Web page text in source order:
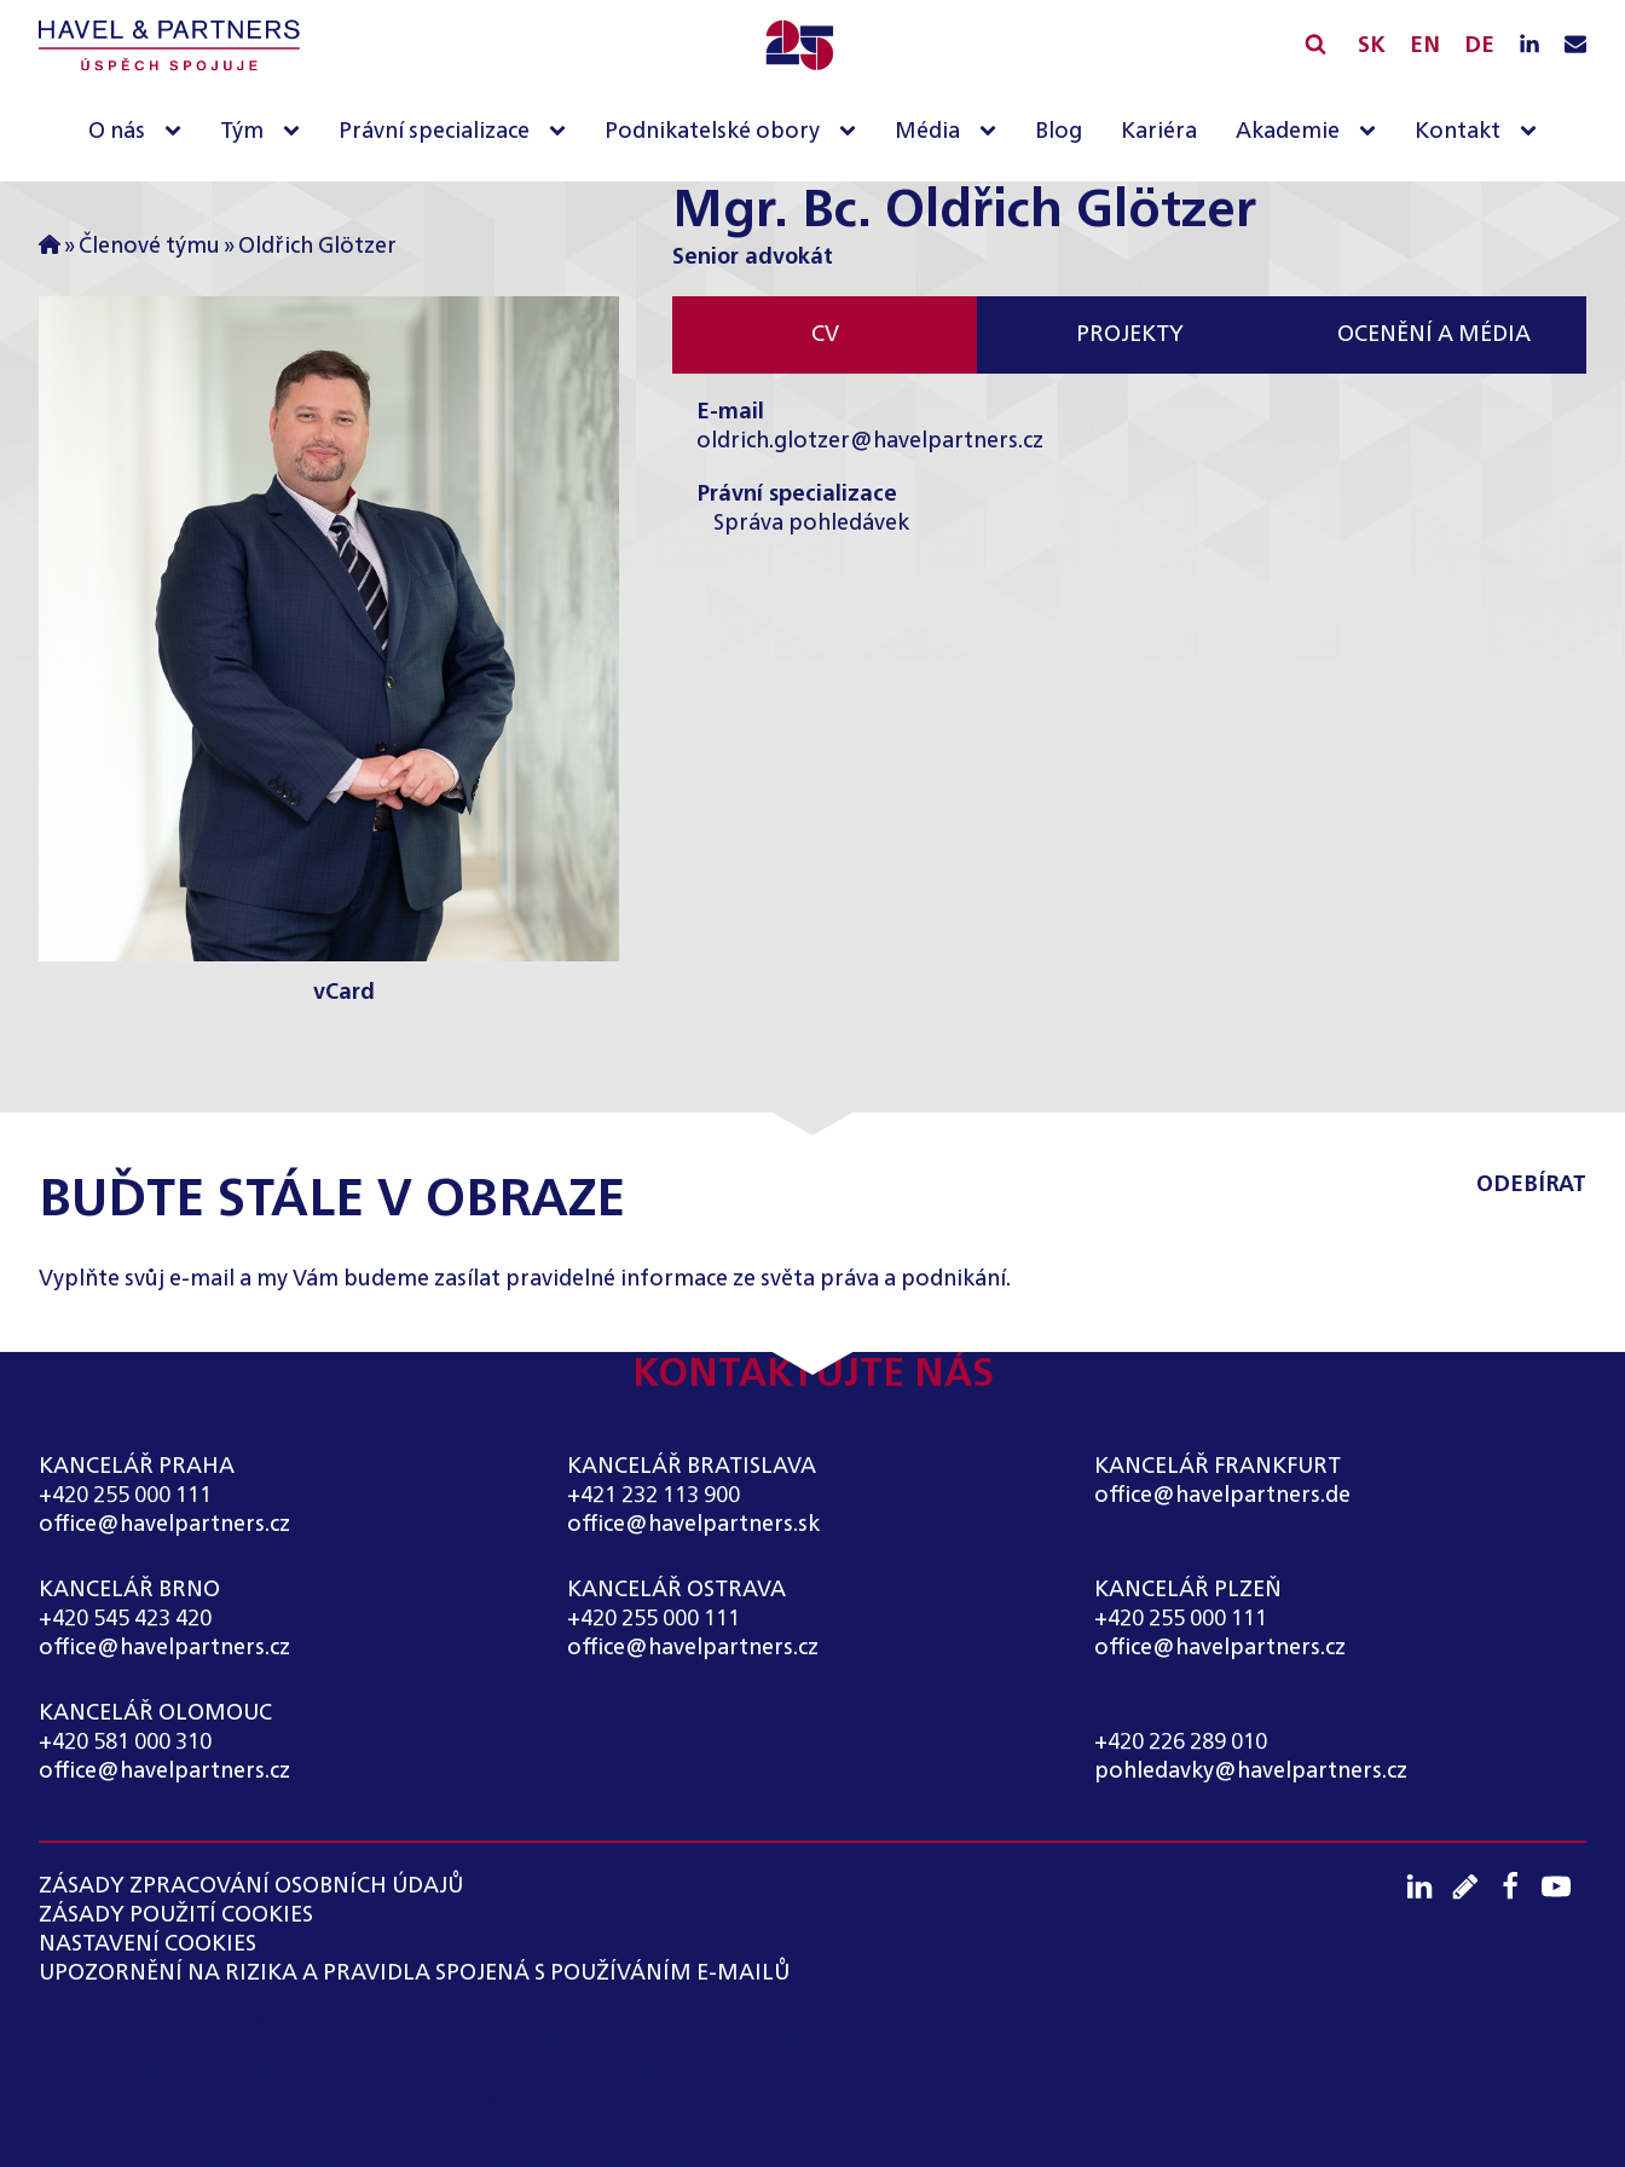
SK EN DE
O nás Tým Právní specializace Podnikatelské obory Média Blog Kariéra Akademie Kontakt
» Členové týmu » Oldřich Glötzer
Mgr. Bc. Oldřich Glötzer
Senior advokát
vCard
CV PROJEKTY OCENĚNÍ A MÉDIA
E-mail
oldrich.glotzer@havelpartners.cz
Právní specializace
Správa pohledávek
BUĎTE STÁLE V OBRAZE ODEBÍRAT
Vyplňte svůj e-mail a my Vám budeme zasílat pravidelné informace ze světa práva a podnikání.
KONTAKTUJTE NÁS
KANCELÁŘ PRAHA
+420 255 000 111
office@havelpartners.cz
KANCELÁŘ BRATISLAVA
+421 232 113 900
office@havelpartners.sk
KANCELÁŘ FRANKFURT
office@havelpartners.de
KANCELÁŘ BRNO
+420 545 423 420
office@havelpartners.cz
KANCELÁŘ OSTRAVA
+420 255 000 111
office@havelpartners.cz
KANCELÁŘ PLZEŇ
+420 255 000 111
office@havelpartners.cz
KANCELÁŘ OLOMOUC
+420 581 000 310
office@havelpartners.cz
+420 226 289 010
pohledavky@havelpartners.cz
ZÁSADY ZPRACOVÁNÍ OSOBNÍCH ÚDAJŮ
ZÁSADY POUŽITÍ COOKIES
NASTAVENÍ COOKIES
UPOZORNĚNÍ NA RIZIKA A PRAVIDLA SPOJENÁ S POUŽÍVÁNÍM E-MAILŮ